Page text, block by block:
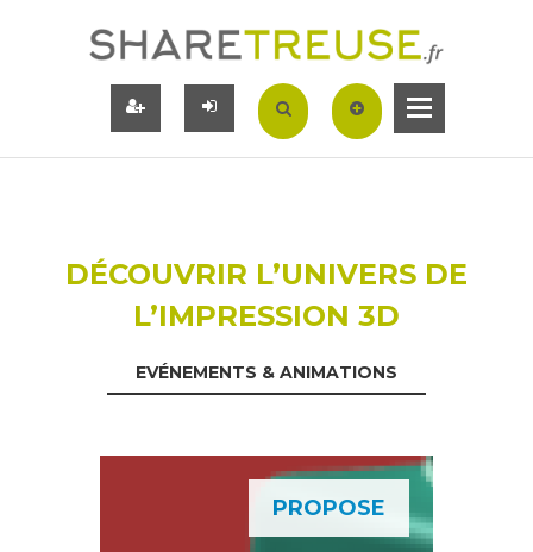
DÉCOUVRIR L’UNIVERS DE
L’IMPRESSION 3D
EVÉNEMENTS & ANIMATIONS
PROPOSE